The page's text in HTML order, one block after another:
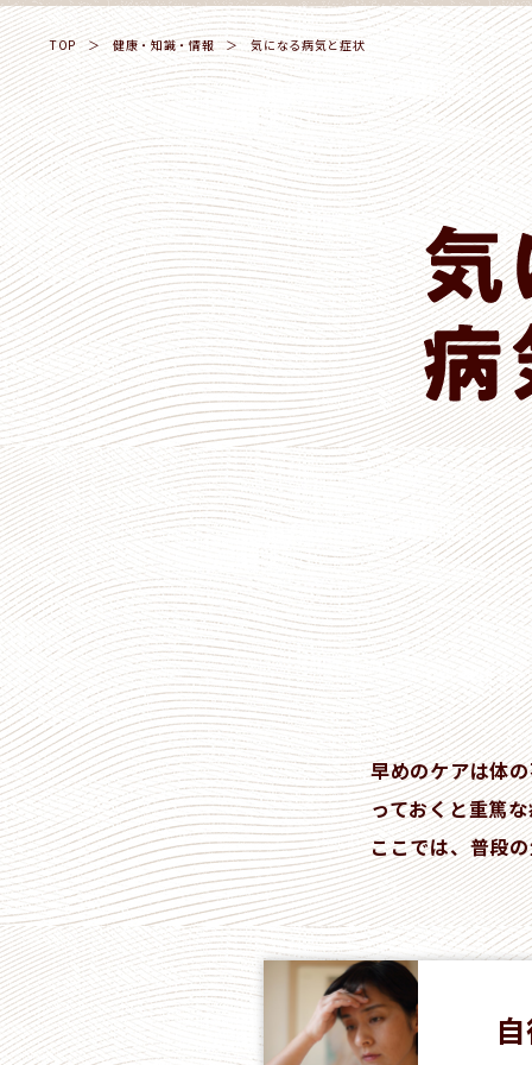
TOP ＞ 健康・知識・情報 ＞ 気になる病気と症状
早めのケアは体
っておくと重篤
ここでは、普段